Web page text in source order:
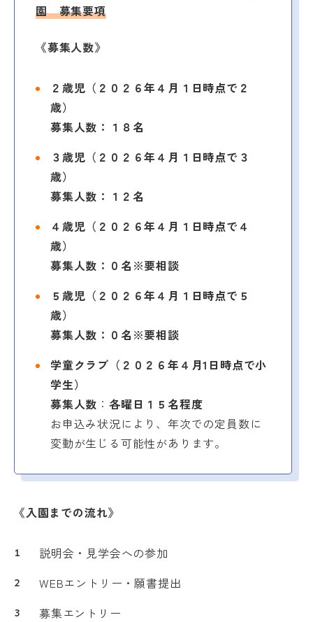
園 募集要項
《募集人数》
２歳児（２０２６年４月１日時点で２
歳）
募集人数：１８名
３歳児（２０２６年４月１日時点で３
歳）
募集人数：１２名
４歳児（２０２６年４月１日時点で４
歳）
募集人数：０名※要相談
５歳児（２０２６年４月１日時点で５
歳）
募集人数：０名※要相談
学童クラブ（２０２６年４月1日時点で小
学生）
募集人数 ：各曜日１５名程度
お申込み状況により、年次での定員数に
変動が生じる可能性があります。
《入園までの流れ》
説明会・見学会への参加
WEBエントリー・願書提出
募集エントリー